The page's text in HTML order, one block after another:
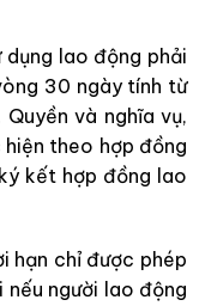
dụng lao động phải
30 ngày tính từ
và nghĩa vụ,
theo hợp đồng
kết hợp đồng lao
hạn chỉ được phép
người lao động